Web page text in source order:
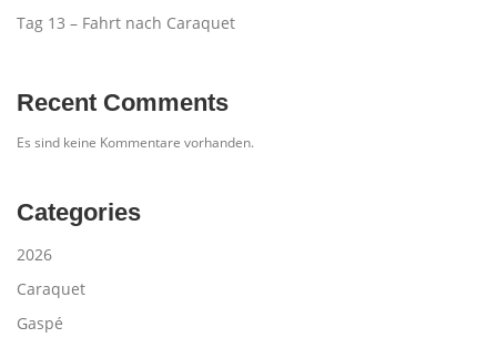
Tag 13 – Fahrt nach Caraquet
Recent Comments
Es sind keine Kommentare vorhanden.
Categories
2026
Caraquet
Gaspé